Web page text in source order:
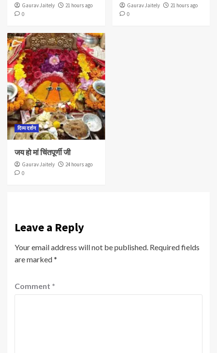
Gaurav Jaitely
21 hours ago
0
Gaurav Jaitely
21 hours ago
0
दिव्य दर्शन
जय हो मां चिंतपूर्णी जी
Gaurav Jaitely
24 hours ago
0
Leave a Reply
Your email address will not be published. Required fields
are marked*
Comment *